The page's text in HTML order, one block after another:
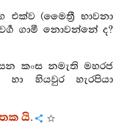
එක්ව (මෛත්‍රී භාවනා
ගාමී නොවන්නේ ද?
කංස නමැති මහරජ
හියවුර හැරපියා
යි.